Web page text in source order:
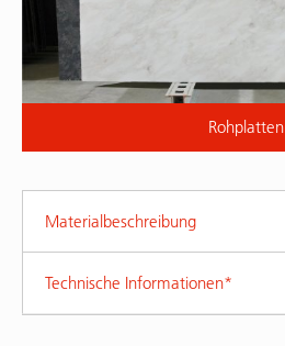
Rohplatten
Materialbeschreibung
Technische Informationen*